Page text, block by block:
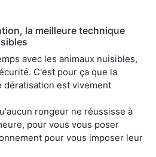
la meilleure technique
avec les animaux nuisibles,
C'est pour ça que la
dératisation est vivement
rongeur ne réussisse à
pour vous vous poser
pour vous imposer leur